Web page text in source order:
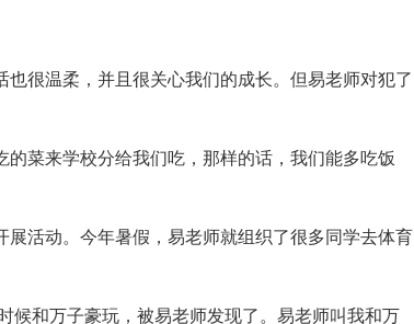
很温柔，并且很关心我们的成长。但易老师对犯了
菜来学校分给我们吃，那样的话，我们能多吃饭
活动。今年暑假，易老师就组织了很多同学去体育
候和万子豪玩，被易老师发现了。易老师叫我和万